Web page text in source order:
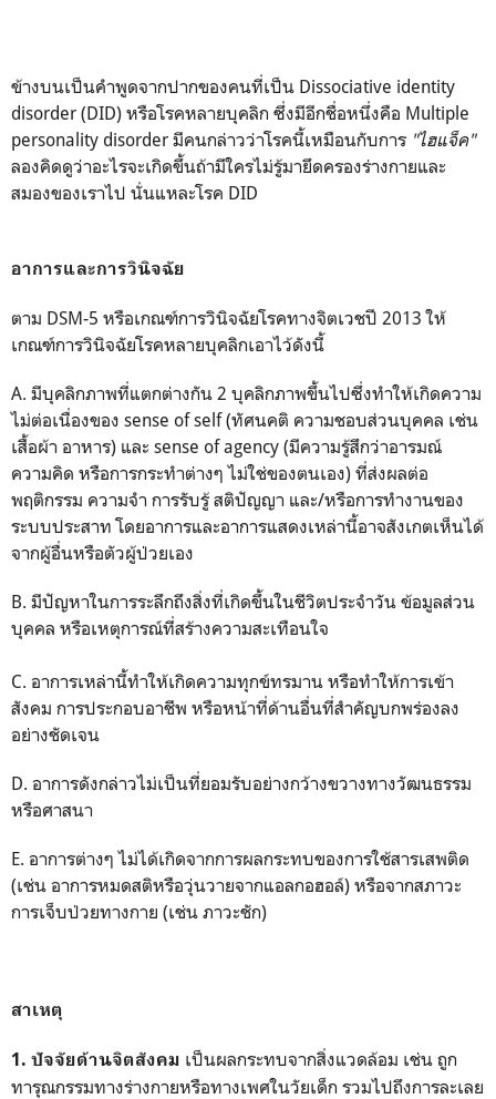
ข้างบนเป็นคำพูดจากปากของคนที่เป็น Dissociative identity
disorder (DID) หรือโรคหลายบุคลิก ซึ่งมีอีกชื่อหนึ่งคือ Multiple
personality disorder มีคนกล่าวว่าโรคนี้เหมือนกับการ "ไฮแจ็ค"
ลองคิดดูว่าอะไรจะเกิดขึ้นถ้ามีใครไม่รู้มายึดครองร่างกายและ
สมองของเราไป นั่นแหละโรค DID
อาการและการวินิจฉัย
ตาม DSM-5 หรือเกณฑ์การวินิจฉัยโรคทางจิตเวชปี 2013 ให้
เกณฑ์การวินิจฉัยโรคหลายบุคลิกเอาไว้ดังนี้
A. มีบุคลิกภาพที่แตกต่างกัน 2 บุคลิกภาพขึ้นไปซึ่งทำให้เกิดความ
ไม่ต่อเนื่องของ sense of self (ทัศนคติ ความชอบส่วนบุคคล เช่น
เสื้อผ้า อาหาร) และ sense of agency (มีความรู้สึกว่าอารมณ์
ความคิด หรือการกระทำต่างๆ ไม่ใช่ของตนเอง) ที่ส่งผลต่อ
พฤติกรรม ความจำ การรับรู้ สติปัญญา และ/หรือการทำงานของ
ระบบประสาท โดยอาการและอาการแสดงเหล่านี้อาจสังเกตเห็นได้
จากผู้อื่นหรือตัวผู้ป่วยเอง
B. มีปัญหาในการระลึกถึงสิ่งที่เกิดขึ้นในชีวิตประจำวัน ข้อมูลส่วน
บุคคล หรือเหตุการณ์ที่สร้างความสะเทือนใจ
C. อาการเหล่านี้ทำให้เกิดความทุกข์ทรมาน หรือทำให้การเข้า
สังคม การประกอบอาชีพ หรือหน้าที่ด้านอื่นที่สำคัญบกพร่องลง
อย่างชัดเจน
D. อาการดังกล่าวไม่เป็นที่ยอมรับอย่างกว้างขวางทางวัฒนธรรม
หรือศาสนา
E. อาการต่างๆ ไม่ได้เกิดจากการผลกระทบของการใช้สารเสพติด
(เช่น อาการหมดสติหรือวุ่นวายจากแอลกอฮอล์) หรือจากสภาวะ
การเจ็บป่วยทางกาย (เช่น ภาวะชัก)
สาเหตุ
1. ปัจจัยด้านจิตสังคม เป็นผลกระทบจากสิ่งแวดล้อม เช่น ถูก
ทารุณกรรมทางร่างกายหรือทางเพศในวัยเด็ก รวมไปถึงการละเลย